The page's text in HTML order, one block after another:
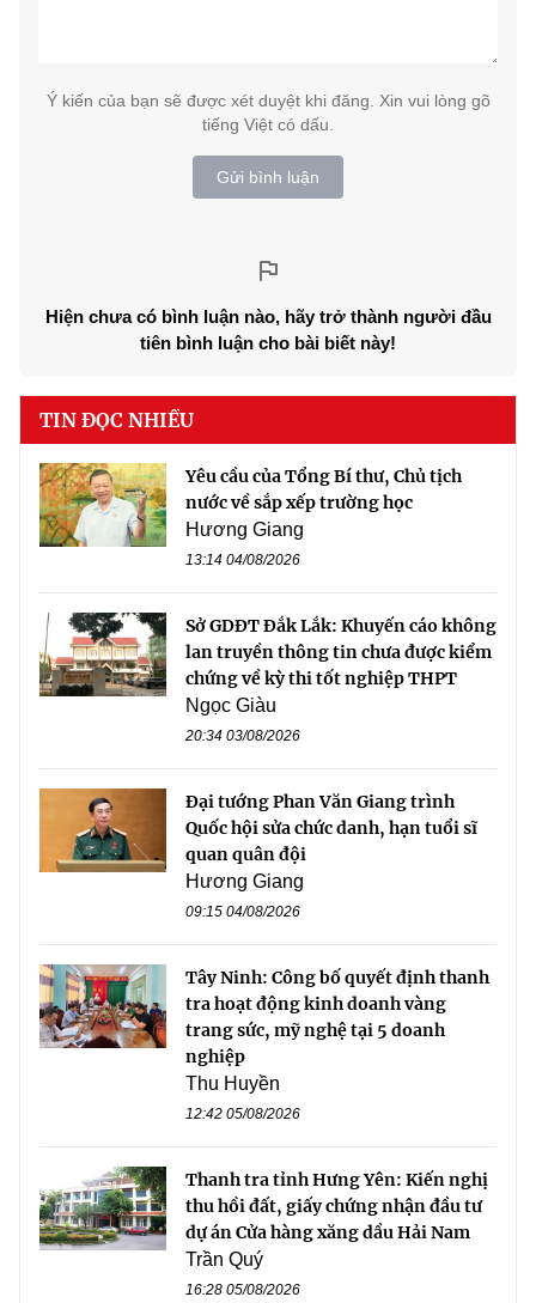
Ý kiến của bạn sẽ được xét duyệt khi đăng. Xin vui lòng gõ
tiếng Việt có dấu.
Gửi bình luận
Hiện chưa có bình luận nào, hãy trở thành người đầu
tiên bình luận cho bài biết này!
TIN ĐỌC NHIỀU
Yêu cầu của Tổng Bí thư, Chủ tịch
nước về sắp xếp trường học
Hương Giang
13:14 04/08/2026
Sở GDĐT Đắk Lắk: Khuyến cáo không
lan truyền thông tin chưa được kiểm
chứng về kỳ thi tốt nghiệp THPT
Ngọc Giàu
20:34 03/08/2026
Đại tướng Phan Văn Giang trình
Quốc hội sửa chức danh, hạn tuổi sĩ
quan quân đội
Hương Giang
09:15 04/08/2026
Tây Ninh: Công bố quyết định thanh
tra hoạt động kinh doanh vàng
trang sức, mỹ nghệ tại 5 doanh
nghiệp
Thu Huyền
12:42 05/08/2026
Thanh tra tỉnh Hưng Yên: Kiến nghị
thu hồi đất, giấy chứng nhận đầu tư
dự án Cửa hàng xăng dầu Hải Nam
Trần Quý
16:28 05/08/2026